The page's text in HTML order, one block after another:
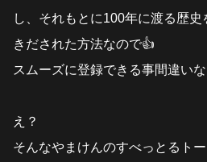
し、それもとに100年に渡る歴
きだされた方法なので👍
スムーズに登録できる事間違い
え？
そんなやまけんのすべっとるト